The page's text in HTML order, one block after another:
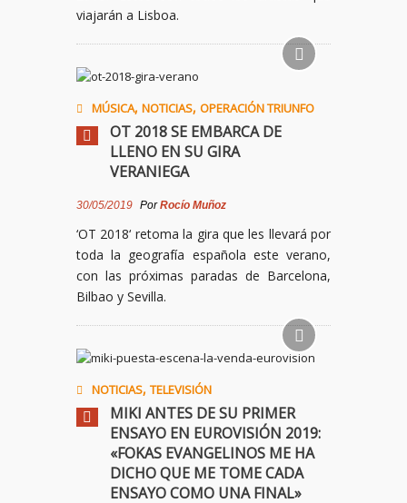
viajarán a Lisboa.
MÚSICA, NOTICIAS, OPERACIÓN TRIUNFO
OT 2018 SE EMBARCA DE
LLENO EN SU GIRA
VERANIEGA
30/05/2019 PorRocío Muñoz
‘OT 2018‘ retoma la gira que les llevará por
toda la geografía española este verano,
con las próximas paradas de Barcelona,
Bilbao y Sevilla.
NOTICIAS, TELEVISIÓN
MIKI ANTES DE SU PRIMER
ENSAYO EN EUROVISIÓN 2019:
«FOKAS EVANGELINOS ME HA
DICHO QUE ME TOME CADA
ENSAYO COMO UNA FINAL»